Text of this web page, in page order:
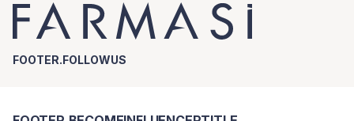
FOOTER.FOLLOWUS